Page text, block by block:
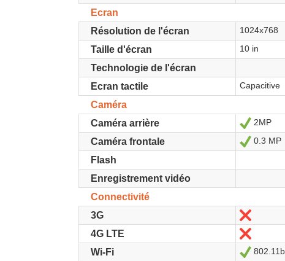
Ecran
Résolution de l'écran
1024x768
Taille d'écran 10 in
Technologie de l'écran
Ecran tactile
Capacitive
Caméra
Caméra arrière
Oui
2MP
Caméra frontale Oui
0.3 MP
Flash
Enregistrement vidéo
Connectivité
3G
Non
4G LTE Non
Wi-Fi Oui